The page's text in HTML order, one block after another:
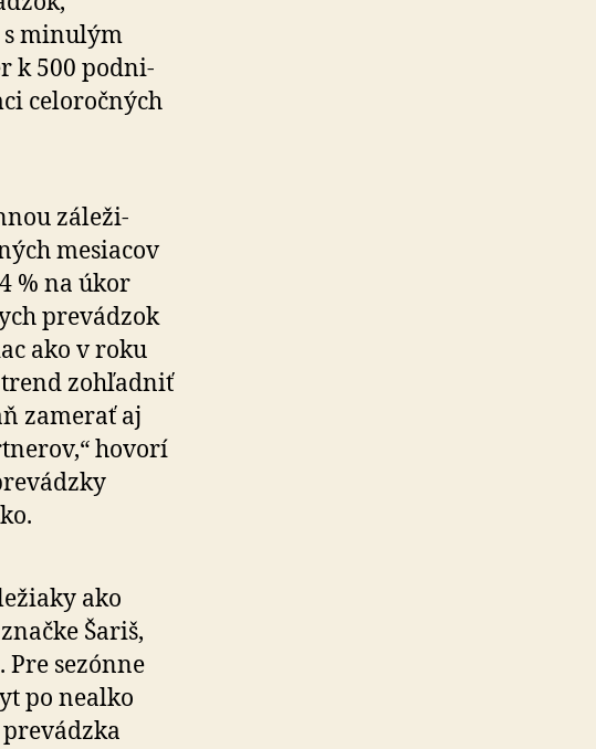
mi­nu­lým
k 500 pod­ni­
celo­roč­ných
zá­le­ži­
mesiacov
% na úkor
prevádzok
ako v roku
trend zohľadniť
zamerať aj
hovorí
ako
Šariš,
se­zónne
po nealko